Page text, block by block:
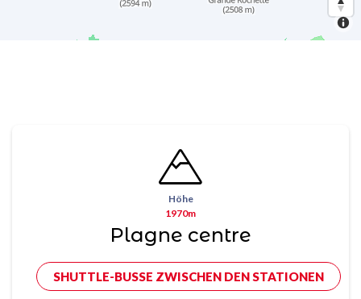
Höhe
1970m
Plagne centre
SHUTTLE-BUSSE ZWISCHEN DEN STATIONEN